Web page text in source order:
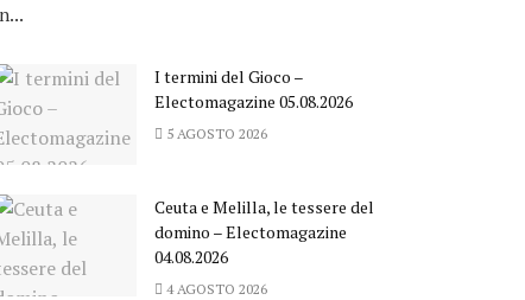
I termini del Gioco –
Electomagazine 05.08.2026
5 AGOSTO 2026
Ceuta e Melilla, le tessere del
domino – Electomagazine
04.08.2026
4 AGOSTO 2026